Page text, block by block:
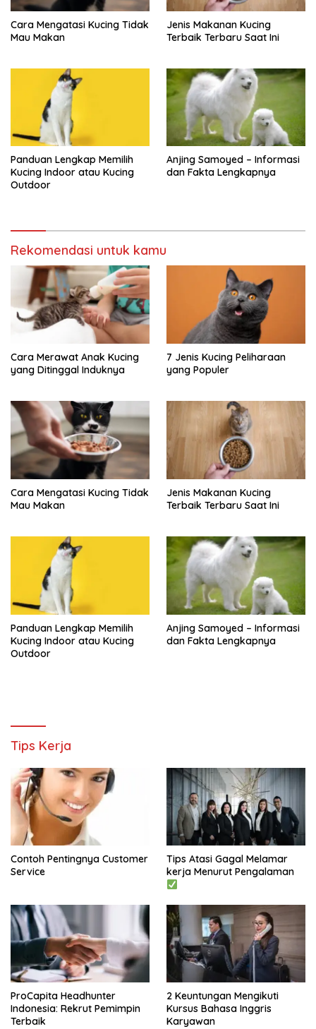
Cara Mengatasi Kucing Tidak
Mau Makan
Jenis Makanan Kucing
Terbaik Terbaru Saat Ini
Panduan Lengkap Memilih
Kucing Indoor atau Kucing
Outdoor
Anjing Samoyed – Informasi
dan Fakta Lengkapnya
Rekomendasi untuk kamu
Cara Merawat Anak Kucing
yang Ditinggal Induknya
7 Jenis Kucing Peliharaan
yang Populer
Cara Mengatasi Kucing Tidak
Mau Makan
Jenis Makanan Kucing
Terbaik Terbaru Saat Ini
Panduan Lengkap Memilih
Kucing Indoor atau Kucing
Outdoor
Anjing Samoyed – Informasi
dan Fakta Lengkapnya
Tips Kerja
Contoh Pentingnya Customer
Service
Tips Atasi Gagal Melamar
kerja Menurut Pengalaman
ProCapita Headhunter
Indonesia: Rekrut Pemimpin
Terbaik
2 Keuntungan Mengikuti
Kursus Bahasa Inggris
Karyawan